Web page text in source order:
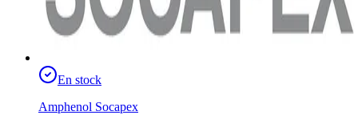
En stock
Amphenol Socapex